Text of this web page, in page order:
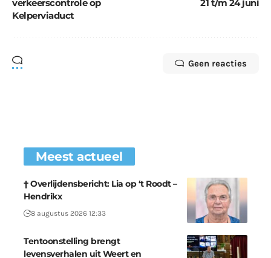
verkeerscontrole op
Kelperviaduct
21 t/m 24 juni
Geen reacties
Meest actueel
† Overlijdensbericht: Lia op ‘t Roodt –
Hendrikx
8 augustus 2026 12:33
Tentoonstelling brengt
levensverhalen uit Weert en